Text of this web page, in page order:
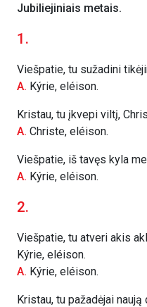
Jubiliejiniais metais.
1.
Viešpatie, tu sužadini
A. Kýrie, eléison.
Kristau, tu įkvepi viltį,
A. Christe, eléison.
Viešpatie, iš tavęs kyla
A. Kýrie, eléison.
2.
Viešpatie, tu atveri akis
Kýrie, eléison.
A. Kýrie, eléison.
Kristau, tu pažadėjai